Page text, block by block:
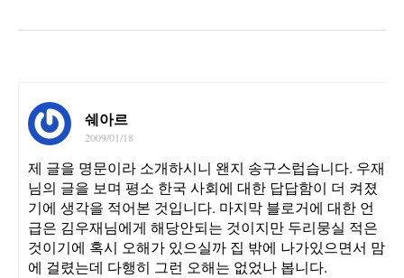
쉐아르
2009/01/18
제 글을 명문이라 소개하시니 왠지 송구스럽습니다. 우재
님의 글을 보며 평소 한국 사회에 대한 답답함이 더 켜졌
기에 생각을 적어본 것입니다. 마지막 블로거에 대한 언
급은 김우재님에게 해당안되는 것이지만 두리뭉실 적은
것이기에 혹시 오해가 있으실까 집 밖에 나가있으면서 맘
에 걸렸는데 다행히 그런 오해는 없었나 봅니다.